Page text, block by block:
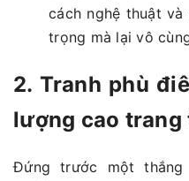
cách nghệ thuật
trọng mà lại vô
2. Tranh phù
lượng cao
Đứng trước một